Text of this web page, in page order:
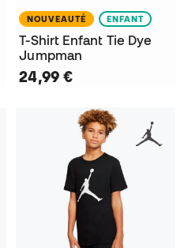
NOUVEAUTÉ ENFANT
T-Shirt Enfant Tie Dye
Jumpman
24,99 €